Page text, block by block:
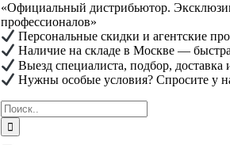
«Официальный дистрибьютор.
профессионалов»
Персональные скидки и агентские
Наличие на складе в Москве —
Выезд специалиста, подбор, доставка
Нужны особые условия? Спросите у
Результат
поиска: